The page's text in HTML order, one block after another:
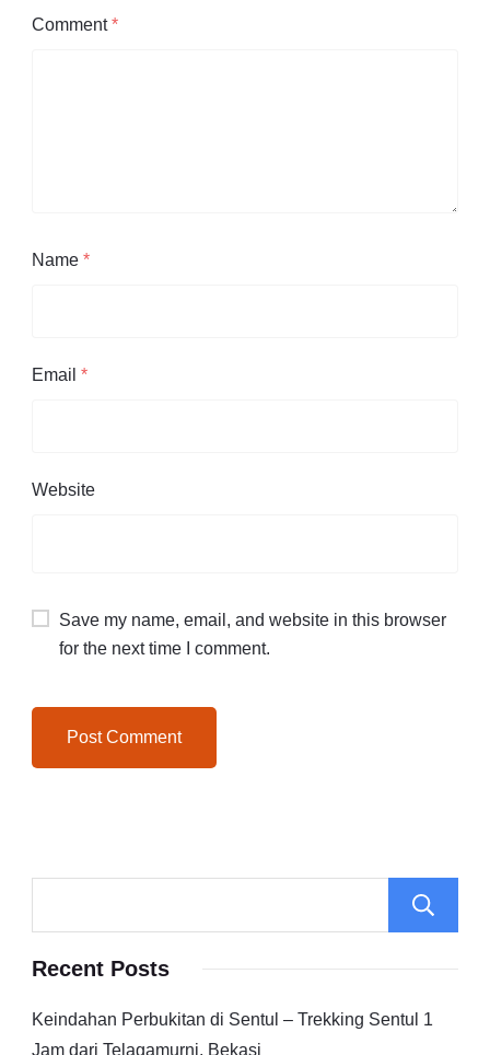
Comment*
Name *
Email *
Website
Save my name, email, and website in this browser
for the next time I comment.
Recent Posts
Keindahan Perbukitan di Sentul – Trekking Sentul 1
Jam dari Telagamurni, Bekasi